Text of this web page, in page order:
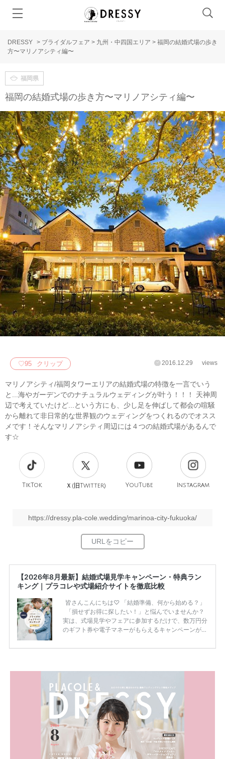
DRESSY > ブライダルフェア > 九州・中四国エリア > 福岡の結婚式場の歩き
方〜マリノアシティ編〜
福岡県
福岡の結婚式場の歩き方〜マリノアシティ編〜
♡95 クリップ 2016.12.29 views
マリノアシティ/福岡タワーエリアの結婚式場の特徴を一言でいう
と...海やガーデンでのナチュラルウェディングが叶う！！！ 天神周
辺で考えていたけど...という方にも、少し足を伸ばして都会の喧騒
から離れて非日常的な世界観のウェディングをつくれるのでオスス
メです！そんなマリノアシティ周辺には４つの結婚式場があるんで
す☆
TikTok Ｘ(旧Twitter) YouTube Instagram
https://dressy.pla-cole.wedding/marinoa-city-fukuoka/
【2026年8月最新】結婚式場見学キャンペーン・特典ラン
キング｜プラコレや式場紹介サイトを徹底比較
皆さんこんにちは♡ 「結婚準備、何から始める？」
「損せずお得に探したい！」と悩んでいませんか？
実は、式場見学やフェアに参加するだけで、数万円分
のギフト券や電子マネーがもらえるキャンペーンがあ
ため、比較せずに選ぶと損をしてしまうことも……。
内容：特典金額・条件・応募方法・注意点 「どこが
一番お得？」「プラコレの特典は？」といった疑問も
解決します。 まずは診断で候補を絞れる「ウェディ
ング診断」か、体験型 […]
続きを読む